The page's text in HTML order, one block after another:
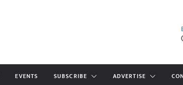
EVENTS SUBSCRIBE ADVERTISE